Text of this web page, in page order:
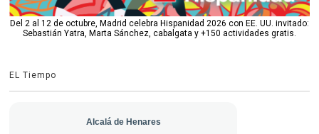
Del 2 al 12 de octubre, Madrid celebra Hispanidad 2026 con EE. UU. invitado:
Sebastián Yatra, Marta Sánchez, cabalgata y +150 actividades gratis.
EL Tiempo